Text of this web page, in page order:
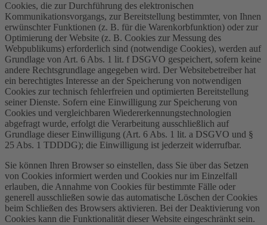
Cookies, die zur Durchführung des elektronischen
Kommunikationsvorgangs, zur Bereitstellung bestimmter, von Ihnen
erwünschter Funktionen (z. B. für die Warenkorbfunktion) oder zur
Optimierung der Website (z. B. Cookies zur Messung des
Webpublikums) erforderlich sind (notwendige Cookies), werden auf
Grundlage von Art. 6 Abs. 1 lit. f DSGVO gespeichert, sofern keine
andere Rechtsgrundlage angegeben wird. Der Websitebetreiber hat
ein berechtigtes Interesse an der Speicherung von notwendigen
Cookies zur technisch fehlerfreien und optimierten Bereitstellung
seiner Dienste. Sofern eine Einwilligung zur Speicherung von
Cookies und vergleichbaren Wiedererkennungstechnologien
abgefragt wurde, erfolgt die Verarbeitung ausschließlich auf
Grundlage dieser Einwilligung (Art. 6 Abs. 1 lit. a DSGVO und §
25 Abs. 1 TDDDG); die Einwilligung ist jederzeit widerrufbar.
Sie können Ihren Browser so einstellen, dass Sie über das Setzen
von Cookies informiert werden und Cookies nur im Einzelfall
erlauben, die Annahme von Cookies für bestimmte Fälle oder
generell ausschließen sowie das automatische Löschen der Cookies
beim Schließen des Browsers aktivieren. Bei der Deaktivierung von
Cookies kann die Funktionalität dieser Website eingeschränkt sein.